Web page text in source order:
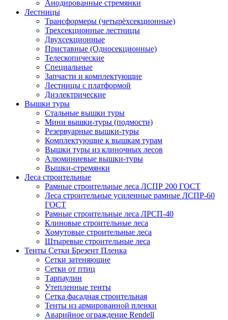
Анодированные стремянки
Лестницы
Трансформеры (четырёхсекционные)
Трехсекционные лестницы
Двухсекционные
Приставные (Односекционные)
Телескопические
Специальные
Запчасти и комплектующие
Лестницы с платформой
Диэлектрические
Вышки туры
Стальные вышки туры
Мини вышки-туры (подмости)
Резервуарные вышки-туры
Комплектующие к вышкам турам
Вышки туры из клиночных лесов
Алюминиевые вышки-туры
Вышки-стремянки
Леса строительные
Рамные строительные леса ЛСПР 200 ГОСТ
Леса строительные усиленные рамные ЛСПР-60
ГОСТ
Рамные строительные леса ЛРСП-40
Клиновые строительные леса
Хомутовые строительные леса
Штыревые строительные леса
Тенты Сетки Брезент Пленка
Сетки затеняющие
Сетки от птиц
Тарпаулин
Утепленные тенты
Сетка фасадная строительная
Тенты из армированной пленки
Аварийное ограждение Rendell